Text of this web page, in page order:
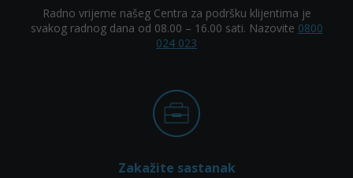
Radno vrijeme našeg Centra za podršku klijentima je
svakog radnog dana od 08.00 – 16.00 sati. Nazovite 0800
024 023
Zakažite sastanak